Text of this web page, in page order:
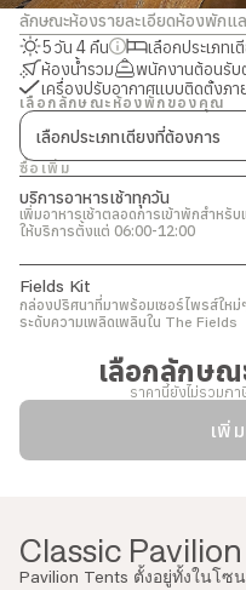
ลักษณะห้องรายละเอียดห้องพักแ
5 วัน 4 คืน
เลือกประเภท
ห้องน้ำรวม
พนักงานต้อนรับ
เครื่องปรับอากาศแบบติดตั้งภ
เลือกลักษณะห้องพักของคุณ
เลือกประเภทเตียงที่ต้องการ
ซื้อเพิ่ม
บริการอาหารเช้าทุกวัน
เพิ่มอาหารเช้าตลอดการเข้าพักสำหรับ
ให้บริการตั้งแต่ 06:00-12:00
Fields Kit
กล่องปริศนาที่มาพร้อมเซอร์ไพรส์ใหม่
ระดับความเพลิดเพลินใน
The Fields
เลือกลักษ
ราคานี้ยังไม่รวมภ
เพิ่
4
Classic Pavilion
Pavilion Tents ตั้งอยู่ทั้งในโซ